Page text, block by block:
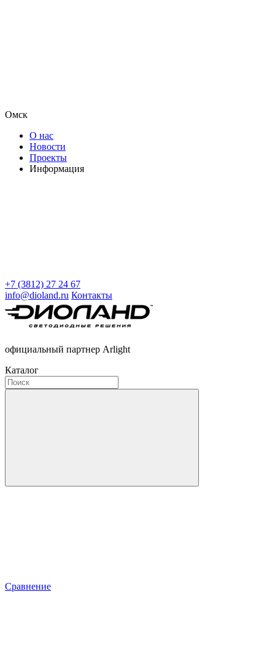
Омск
О нас
Новости
Проекты
Информация
+7 (3812) 27 24 67
info@dioland.ru Контакты
официальный партнер Arlight
Каталог
Сравнение